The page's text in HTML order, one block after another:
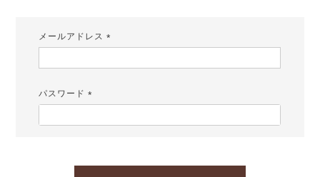
メールアドレス
パスワード